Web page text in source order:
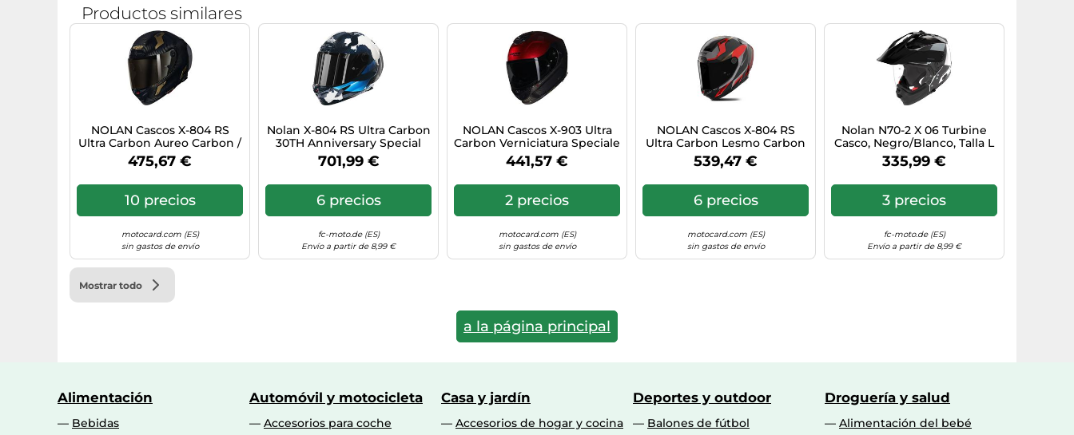
Productos similares
NOLAN Cascos X-804 RS
Ultra Carbon Aureo Carbon /
Gold M
475,67 €
10 precios
motocard.com (ES)
sin gastos de envío
Nolan X-804 RS Ultra Carbon
30TH Anniversary Special
Casco, azul/blanco, Talla M
(58)
701,99 €
6 precios
fc-moto.de (ES)
Envío a partir de 8,99 €
NOLAN Cascos X-903 Ultra
Carbon Verniciatura Speciale
Carbon / Red Viscerale /
Black L
441,57 €
2 precios
motocard.com (ES)
sin gastos de envío
NOLAN Cascos X-804 RS
Ultra Carbon Lesmo Carbon
/ Red / Grey / Gold M
539,47 €
6 precios
motocard.com (ES)
sin gastos de envío
Nolan N70-2 X 06 Turbine
Casco, Negro/Blanco, Talla L
(60)
335,99 €
3 precios
fc-moto.de (ES)
Envío a partir de 8,99 €
Mostrar todo
a la página principal
Alimentación
Bebidas
Automóvil y motocicleta
Accesorios para coche
Casa y jardín
Accesorios de hogar y cocina
Deportes y outdoor
Balones de fútbol
Droguería y salud
Alimentación del bebé